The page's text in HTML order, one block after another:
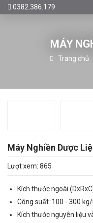
0382.386.179
MÁY
Trang chủ
Máy Nghiền Dược
Lượt xem: 865
Kích thước ngoài
Công suất :100 - 300
Kích thước nguyên liệu